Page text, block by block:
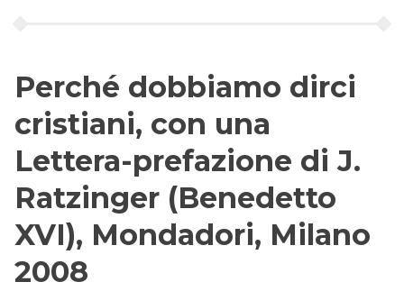
Perché dobbiamo dirci
cristiani, con una
Lettera-prefazione di J.
Ratzinger (Benedetto
XVI), Mondadori, Milano
2008